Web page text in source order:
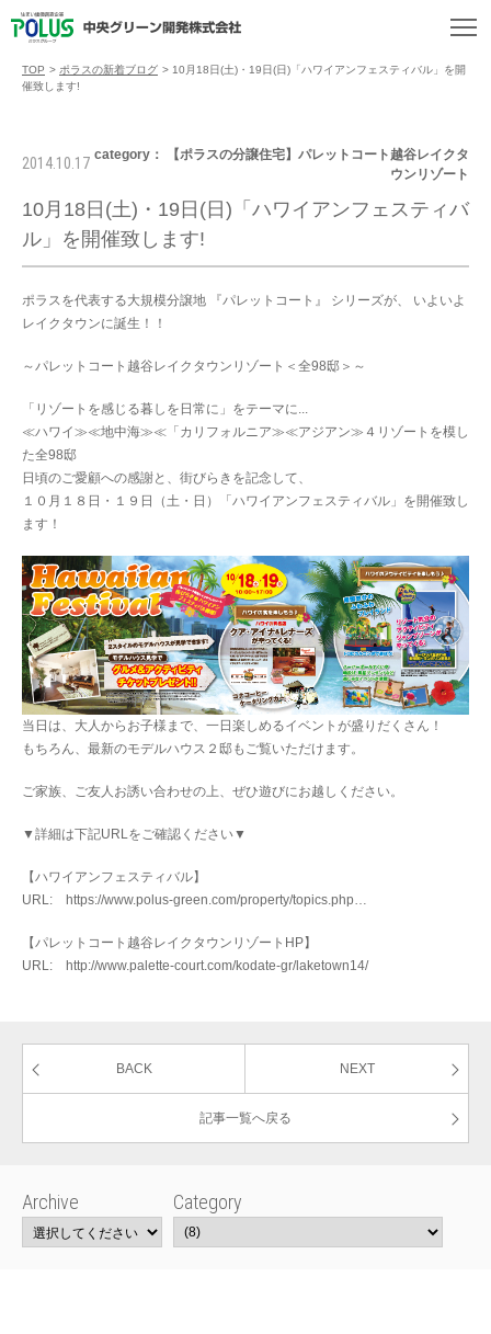
TOP > ポラスの新着ブログ > 10月18日(土)・19日(日)「ハワイアンフェスティバル」を開
催致します!
2014.10.17 category： 【ポラスの分譲住宅】パレットコート越谷レイクタ
ウンリゾート
10月18日(土)・19日(日)「ハワイアンフェスティバ
ル」を開催致します!
ポラスを代表する大規模分譲地 『パレットコート』 シリーズが、 いよいよ
レイクタウンに誕生！！
～パレットコート越谷レイクタウンリゾート＜全98邸＞～
「リゾートを感じる暮しを日常に」をテーマに...
≪ハワイ≫≪地中海≫≪「カリフォルニア≫≪アジアン≫４リゾートを模し
た全98邸
日頃のご愛顧への感謝と、街びらきを記念して、
１０月１８日・１９日（土・日）「ハワイアンフェスティバル」を開催致し
ます！
当日は、大人からお子様まで、一日楽しめるイベントが盛りだくさん！
もちろん、最新のモデルハウス２邸もご覧いただけます。
ご家族、ご友人お誘い合わせの上、ぜひ遊びにお越しください。
▼詳細は下記URLをご確認ください▼
【ハワイアンフェスティバル】
URL: https://www.polus-green.com/property/topics.php
【パレットコート越谷レイクタウンリゾートHP】
URL: http://www.palette-court.com/kodate-gr/laketown14/
BACK NEXT
記事一覧へ戻る
Archive Category